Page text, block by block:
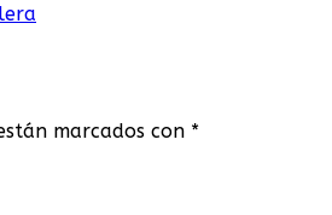
marcados con *